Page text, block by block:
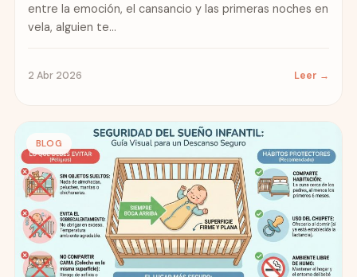
entre la emoción, el cansancio y las primeras noches en
vela, alguien te...
2 Abr 2026 Leer →
BLOG